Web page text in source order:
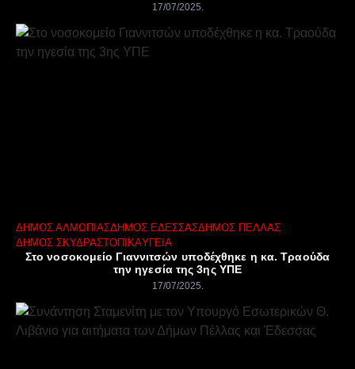
17/07/2025
ΔΉΜΟΣ ΑΛΜΩΠΊΑΣΔΉΜΟΣ ΈΔΕΣΣΑΣΔΉΜΟΣ ΠΈΛΛΑΣ
ΔΉΜΟΣ ΣΚΎΔΡΑΣΤΟΠΙΚΆΥΓΕΊΑ
Στο νοσοκομείο Γιαννιτσών υποδέχθηκε η κα. Τραούδα
την ηγεσία της 3ης ΥΠΕ
17/07/2025